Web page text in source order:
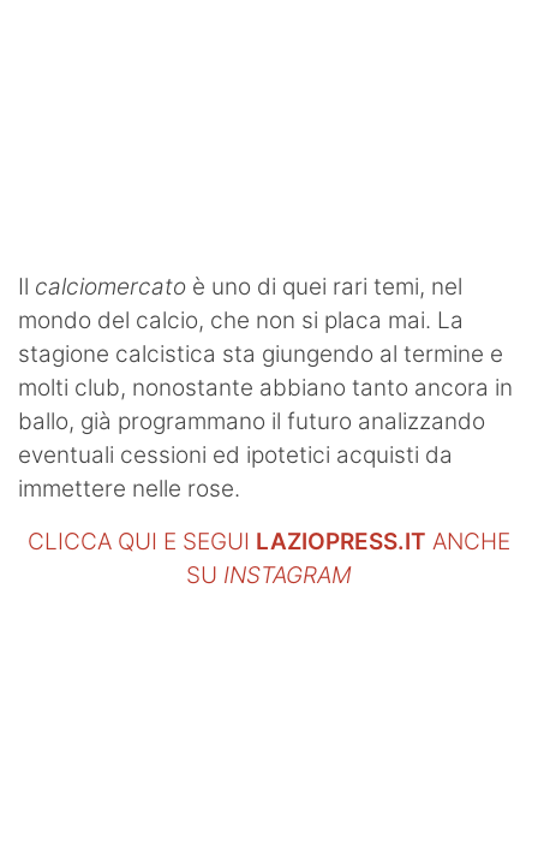
Il calciomercato è uno di quei rari temi, nel
mondo del calcio, che non si placa mai. La
stagione calcistica sta giungendo al termine e
molti club, nonostante abbiano tanto ancora in
ballo, già programmano il futuro analizzando
eventuali cessioni ed ipotetici acquisti da
immettere nelle rose.
CLICCA QUI E SEGUI LAZIOPRESS.IT ANCHE
SU INSTAGRAM